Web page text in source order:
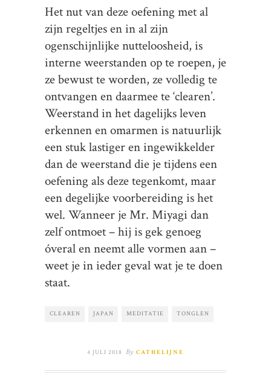
Het nut van deze oefening met al
zijn regeltjes en in al zijn
ogenschijnlijke nutteloosheid, is
interne weerstanden op te roepen, je
ze bewust te worden, ze volledig te
ontvangen en daarmee te ‘clearen’.
Weerstand in het dagelijks leven
erkennen en omarmen is natuurlijk
een stuk lastiger en ingewikkelder
dan de weerstand die je tijdens een
oefening als deze tegenkomt, maar
een degelijke voorbereiding is het
wel. Wanneer je Mr. Miyagi dan
zelf ontmoet – hij is gek genoeg
óveral en neemt alle vormen aan –
weet je in ieder geval wat je te doen
staat.
CLEAREN JAPAN MEDITATIE TONGLEN
4 JULI 2018 By CATHELIJNE